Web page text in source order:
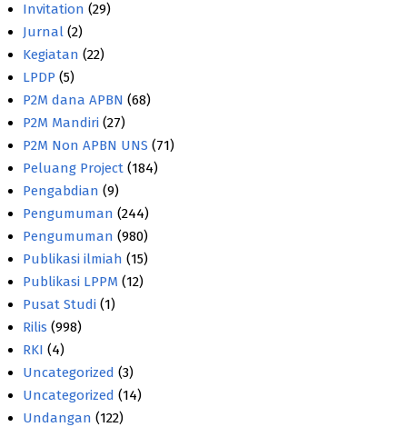
Invitation (29)
Jurnal (2)
Kegiatan (22)
LPDP (5)
P2M dana APBN (68)
P2M Mandiri (27)
P2M Non APBN UNS (71)
Peluang Project (184)
Pengabdian (9)
Pengumuman (244)
Pengumuman (980)
Publikasi ilmiah (15)
Publikasi LPPM (12)
Pusat Studi (1)
Rilis (998)
RKI (4)
Uncategorized (3)
Uncategorized (14)
Undangan (122)